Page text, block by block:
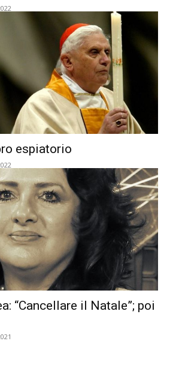
espiatorio
“Cancellare il Natale”; poi